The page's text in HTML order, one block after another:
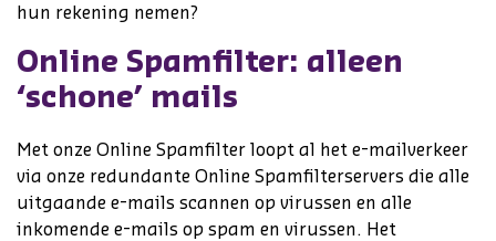
hun rekening nemen?
Online Spamfilter: alleen
‘schone’ mails
Met onze Online Spamfilter loopt al het e-mailverkeer
via onze redundante Online Spamfilterservers die alle
uitgaande e-mails scannen op virussen en alle
inkomende e-mails op spam en virussen. Het